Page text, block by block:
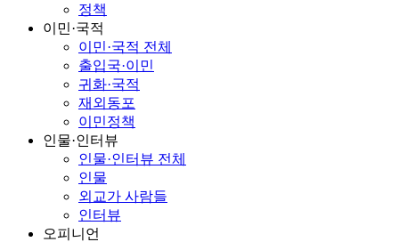
정책
이민·국적
이민·국적 전체
출입국·이민
귀화·국적
재외동포
이민정책
인물·인터뷰
인물·인터뷰 전체
인물
외교가 사람들
인터뷰
오피니언